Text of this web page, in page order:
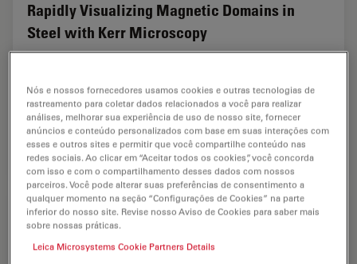
Rapidly Visualizing Magnetic Domains in
Steel with Kerr Microscopy
effect, enables the investigation of magnetized samples
with Kerr microscopy. It allows rapid…
Feb 26, 2026 Case Study Metalografia
Nós e nossos fornecedores usamos cookies e outras tecnologias de
rastreamento para coletar dados relacionados a você para realizar
análises, melhorar sua experiência de uso de nosso site, fornecer
anúncios e conteúdo personalizados com base em suas interações com
esses e outros sites e permitir que você compartilhe conteúdo nas
redes sociais. Ao clicar em “Aceitar todos os cookies”, você concorda
com isso e com o compartilhamento desses dados com nossos
parceiros. Você pode alterar suas preferências de consentimento a
qualquer momento na seção “Configurações de Cookies” na parte
inferior do nosso site. Revise nosso Aviso de Cookies para saber mais
sobre nossas práticas.
Leica Microsystems Cookie Partners Details